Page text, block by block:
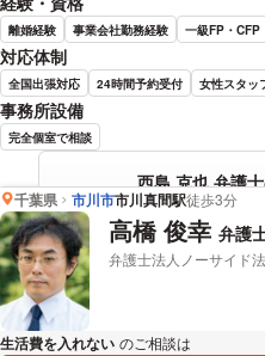
離婚経験 事業会社勤務経験 一級FP・CFP
対応体制
全国出張対応 24時間予約受付 女性スタッ
事務所設備
完全個室で相談
西島 克也 弁護
千葉県 市川市市川真間駅徒歩3分
高橋 俊幸 弁護
弁護士法人ノーサイド
生活費を入れない のご相談は